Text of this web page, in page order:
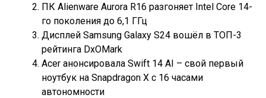
ПК Alienware Aurora R16 разгоняет Intel Core 14-
го поколения до 6,1 ГГц
Дисплей Samsung Galaxy S24 вошёл в ТОП-3
рейтинга DxOMark
Acer анонсировала Swift 14 AI – свой первый
ноутбук на Snapdragon X с 16 часами
автономности